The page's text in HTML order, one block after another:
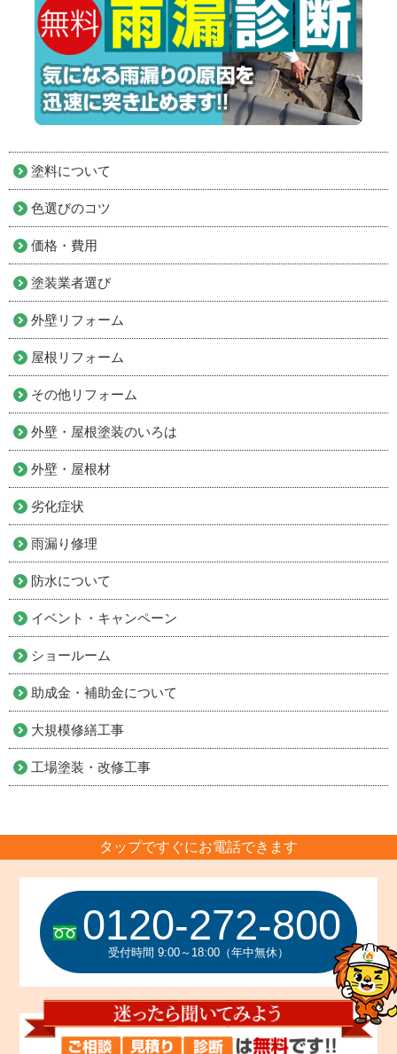
塗料について
色選びのコツ
価格・費用
塗装業者選び
外壁リフォーム
屋根リフォーム
その他リフォーム
外壁・屋根塗装のいろは
外壁・屋根材
劣化症状
雨漏り修理
防水について
イベント・キャンペーン
ショールーム
助成金・補助金について
大規模修繕工事
工場塗装・改修工事
タップですぐにお電話できます
0120-272-800
受付時間 9:00～18:00（年中無休）